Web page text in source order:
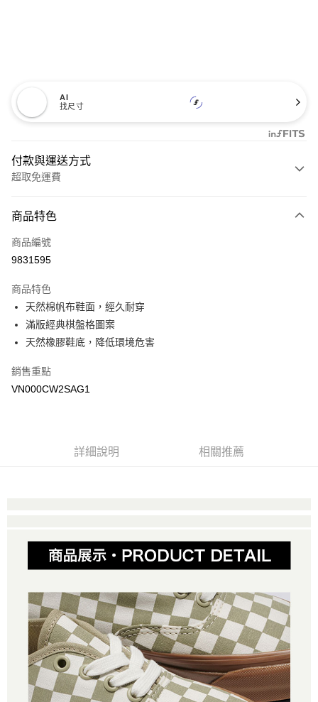
AI
找尺寸
付款與運送方式
超取免運費
信用卡一次付款
超商取貨付款
Apple Pay
悠遊付
流程，驗證手機門號後，選擇欲分期的期數、繳款截止日，確認付款後即完
1.分期款項不併入電信帳單，「大哥付你分期」於每月結算日後寄送繳費提
2.透過簡訊連結打開帳單後，可選擇「超商條碼／台灣大直營門市／銀行轉
【注意事項】
1.本服務係由「台灣大哥大股份有限公司」（以下簡稱本公司）所提供，讓
用戶於交易時，得透過本服務購買商品或服務，並由商店將買賣／分期付款
買賣價金債權讓與本公司後，依約使用本公司帳單繳交帳款。
2.基於同意付款使用「大哥付你分期」之契約關係目的，商店將以您的個人
資料（包含姓名、電話或地址）提供予台灣大哥大進項蒐集、處理及利用，
由本公司與您本人進行分期帳單所需資料之確認、核對及更正。
3.完整用戶服務條款，請詳閱以下連結：
https://oppay.tw/userRule
【關於「AFTEE先享後付」】
【「AFTEE先享後付」結帳流程】
１．於結帳方式選擇「AFTEE先享後付」後，將跳轉至「AFTEE先享後付」
３．收到繳費通知簡訊後14天內，點擊此簡訊中的連結，可透過四大超商／
ATM／網路銀行／等多元方式進行付款，方視為交易完成。
※ 請注意：結帳手續完成當下不需立刻繳費，但若您需要取消訂單，請聯絡
購買商品的店家。未經商家同意取消之訂單仍視為有效，需透過AFTEE先享
後付繳納相關費用。
※ 交易是否成功請以「AFTEE先享後付 」之結帳頁面顯示為準，若有關於
是否繳費成功／繳費後需取消欲退款等相關疑問，請聯繫「AFTEE先享後付
客戶支援中心」
https://netprotections.freshdesk.com/support/home
付款後全家取貨
免運費
萊爾富取貨付款
免運費
付款後萊爾富取貨
免運費
商品特色
商品編號
9831595
商品特色
天然棉帆布鞋面，經久耐穿
滿版經典棋盤格圖案
天然橡膠鞋底，降低環境危害
銷售重點
VN000CW2SAG1
詳細說明 相關推薦